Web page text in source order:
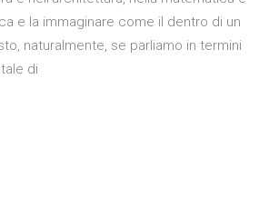
e la immaginare come il dentro di un
naturalmente, se parliamo in termini
di